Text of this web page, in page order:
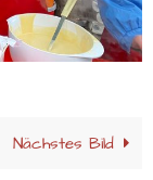
Nächstes Bild